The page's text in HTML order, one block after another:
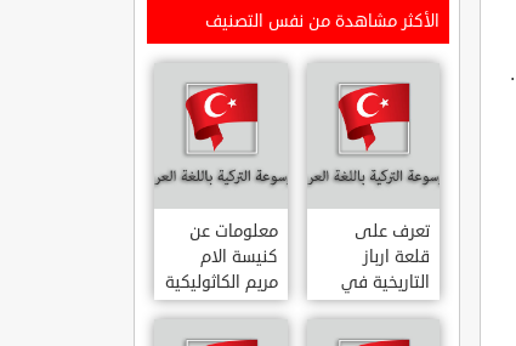
الأكثر مشاهدة من نفس التصنيف
تعرف على
قلعة ارباز
التاريخية في
ولاية ايدن.. من
القلاع الدولة
معلومات عن
كنيسة الام
مريم الكاثوليكية
في هاتي .. من
معالم المدينة